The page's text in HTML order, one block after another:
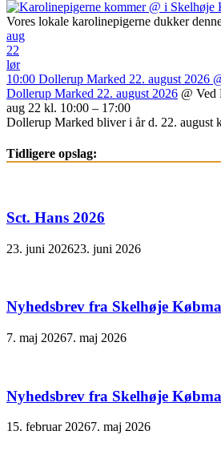
Vores lokale karolinepigerne dukker
aug
22
lør
10:00 Dollerup Marked 22. august 2026
Dollerup Marked 22. august 2026 @ Ved
aug 22 kl. 10:00 – 17:00
Dollerup Marked bliver i år d. 22. august
Tidligere opslag:
Sct. Hans 2026
23. juni 202623. juni 2026
Nyhedsbrev fra Skelhøje
7. maj 20267. maj 2026
Nyhedsbrev fra Skelhøje
15. februar 20267. maj 2026